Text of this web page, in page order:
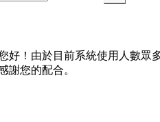
好！由於目前系統使用人數眾
謝您的配合。